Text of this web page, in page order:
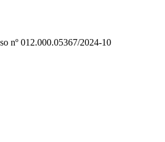
nº 012.000.05367/2024-10